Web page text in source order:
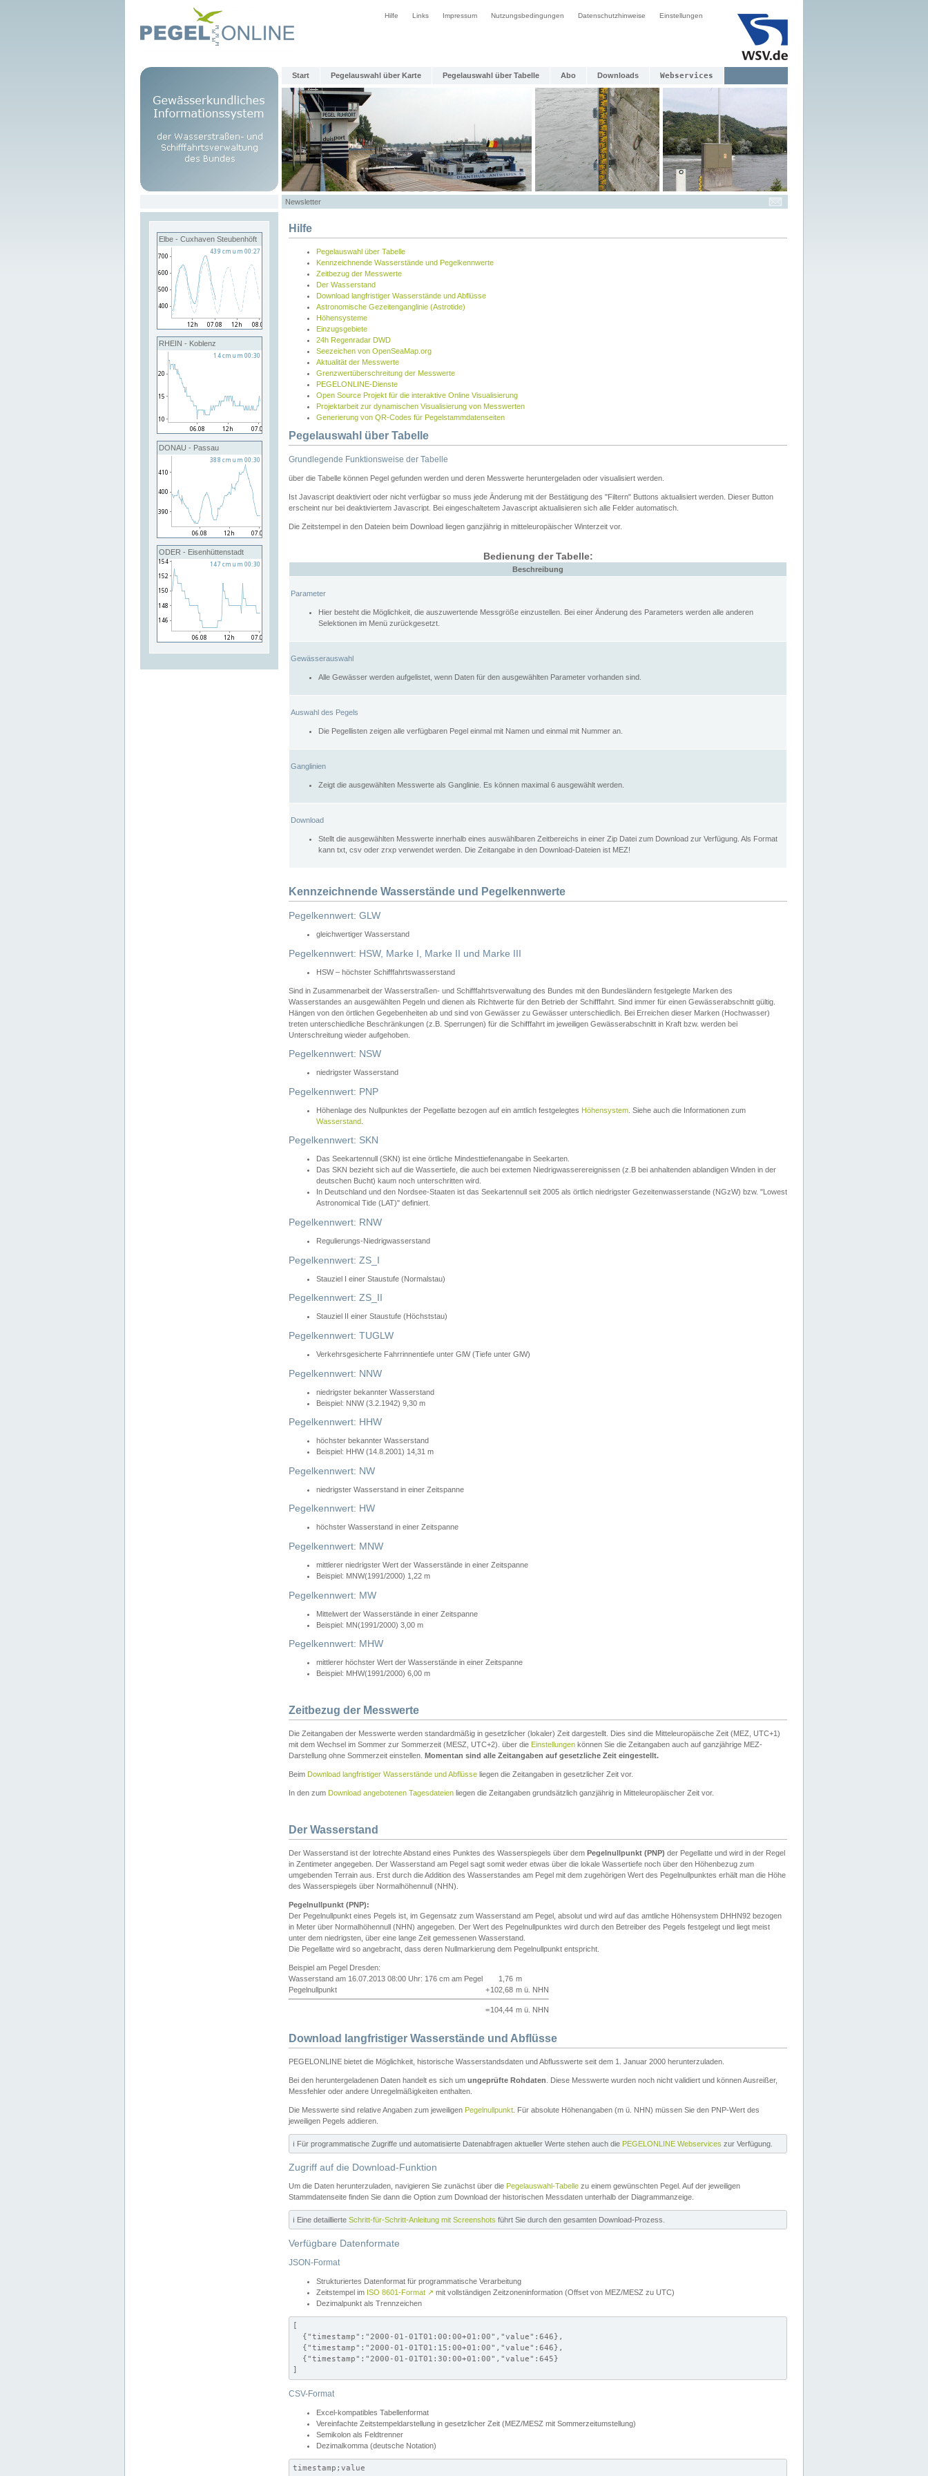
Hilfe Links Impressum Nutzungsbedingungen Datenschutzhinweise Einstellungen
Start Pegelauswahl über Karte Pegelauswahl über Tabelle Abo Downloads Webservices
Newsletter
Elbe - Cuxhaven Steubenhöft
RHEIN - Koblenz
DONAU - Passau
ODER - Eisenhüttenstadt
Hilfe
Pegelauswahl über Tabelle
Kennzeichnende Wasserstände und Pegelkennwerte
Zeitbezug der Messwerte
Der Wasserstand
Download langfristiger Wasserstände und Abflüsse
Astronomische Gezeitenganglinie (Astrotide)
Höhensysteme
Einzugsgebiete
24h Regenradar DWD
Seezeichen von OpenSeaMap.org
Aktualität der Messwerte
Grenzwertüberschreitung der Messwerte
PEGELONLINE-Dienste
Open Source Projekt für die interaktive Online Visualisierung
Projektarbeit zur dynamischen Visualisierung von Messwerten
Generierung von QR-Codes für Pegelstammdatenseiten
Pegelauswahl über Tabelle
Grundlegende Funktionsweise der Tabelle
über die Tabelle können Pegel gefunden werden und deren Messwerte heruntergeladen oder visualisiert werden.
Ist Javascript deaktiviert oder nicht verfügbar so muss jede Änderung mit der Bestätigung des "Filtern" Buttons aktualisiert werden. Dieser Button
erscheint nur bei deaktiviertem Javascript. Bei eingeschaltetem Javascript aktualisieren sich alle Felder automatisch.
Die Zeitstempel in den Dateien beim Download liegen ganzjährig in mitteleuropäischer Winterzeit vor.
Bedienung der Tabelle:
Beschreibung
Parameter
Hier besteht die Möglichkeit, die auszuwertende Messgröße einzustellen. Bei einer Änderung des Parameters werden alle anderen
Selektionen im Menü zurückgesetzt.
Gewässerauswahl
Alle Gewässer werden aufgelistet, wenn Daten für den ausgewählten Parameter vorhanden sind.
Auswahl des Pegels
Die Pegellisten zeigen alle verfügbaren Pegel einmal mit Namen und einmal mit Nummer an.
Ganglinien
Zeigt die ausgewählten Messwerte als Ganglinie. Es können maximal 6 ausgewählt werden.
Download
Stellt die ausgewählten Messwerte innerhalb eines auswählbaren Zeitbereichs in einer Zip Datei zum Download zur Verfügung. Als Format
kann txt, csv oder zrxp verwendet werden. Die Zeitangabe in den Download-Dateien ist MEZ!
Kennzeichnende Wasserstände und Pegelkennwerte
Pegelkennwert: GLW
gleichwertiger Wasserstand
Pegelkennwert: HSW, Marke I, Marke II und Marke III
HSW – höchster Schifffahrtswasserstand
Sind in Zusammenarbeit der Wasserstraßen- und Schifffahrtsverwaltung des Bundes mit den Bundesländern festgelegte Marken des
Wasserstandes an ausgewählten Pegeln und dienen als Richtwerte für den Betrieb der Schifffahrt. Sind immer für einen Gewässerabschnitt gültig.
Hängen von den örtlichen Gegebenheiten ab und sind von Gewässer zu Gewässer unterschiedlich. Bei Erreichen dieser Marken (Hochwasser)
treten unterschiedliche Beschränkungen (z.B. Sperrungen) für die Schifffahrt im jeweiligen Gewässerabschnitt in Kraft bzw. werden bei
Unterschreitung wieder aufgehoben.
Pegelkennwert: NSW
niedrigster Wasserstand
Pegelkennwert: PNP
Höhenlage des Nullpunktes der Pegellatte bezogen auf ein amtlich festgelegtes Höhensystem . Siehe auch die Informationen zum
Wasserstand
Pegelkennwert: SKN
Das Seekartennull (SKN) ist eine örtliche Mindesttiefenangabe in Seekarten.
Das SKN bezieht sich auf die Wassertiefe, die auch bei extemen Niedrigwasserereignissen (z.B bei anhaltenden ablandigen Winden in der
deutschen Bucht) kaum noch unterschritten wird.
In Deutschland und den Nordsee-Staaten ist das Seekartennull seit 2005 als örtlich niedrigster Gezeitenwasserstande (NGzW) bzw. "Lowest
Astronomical Tide (LAT)" definiert.
Pegelkennwert: RNW
Regulierungs-Niedrigwasserstand
Pegelkennwert: ZS_I
Stauziel I einer Staustufe (Normalstau)
Pegelkennwert: ZS_II
Stauziel II einer Staustufe (Höchststau)
Pegelkennwert: TUGLW
Verkehrsgesicherte Fahrrinnentiefe unter GlW (Tiefe unter GlW)
Pegelkennwert: NNW
niedrigster bekannter Wasserstand
Beispiel: NNW (3.2.1942) 9,30 m
Pegelkennwert: HHW
höchster bekannter Wasserstand
Beispiel: HHW (14.8.2001) 14,31 m
Pegelkennwert: NW
niedrigster Wasserstand in einer Zeitspanne
Pegelkennwert: HW
höchster Wasserstand in einer Zeitspanne
Pegelkennwert: MNW
mittlerer niedrigster Wert der Wasserstände in einer Zeitspanne
Beispiel: MNW(1991/2000) 1,22 m
Pegelkennwert: MW
Mittelwert der Wasserstände in einer Zeitspanne
Beispiel: MN(1991/2000) 3,00 m
Pegelkennwert: MHW
mittlerer höchster Wert der Wasserstände in einer Zeitspanne
Beispiel: MHW(1991/2000) 6,00 m
Zeitbezug der Messwerte
Die Zeitangaben der Messwerte werden standardmäßig in gesetzlicher (lokaler) Zeit dargestellt. Dies sind die Mitteleuropäische Zeit (MEZ, UTC+1)
mit dem Wechsel im Sommer zur Sommerzeit (MESZ, UTC+2). über die Einstellungen können Sie die Zeitangaben auch auf ganzjährige MEZ-
Darstellung ohne Sommerzeit einstellen. Momentan sind alle Zeitangaben auf gesetzliche Zeit eingestellt.
Beim Download langfristiger Wasserstände und Abflüsse liegen die Zeitangaben in gesetzlicher Zeit vor.
In den zum Download angebotenen Tagesdateien liegen die Zeitangaben grundsätzlich ganzjährig in Mitteleuropäischer Zeit vor.
Der Wasserstand
Der Wasserstand ist der lotrechte Abstand eines Punktes des Wasserspiegels über dem Pegelnullpunkt (PNP) der Pegellatte und wird in der Regel
in Zentimeter angegeben. Der Wasserstand am Pegel sagt somit weder etwas über die lokale Wassertiefe noch über den Höhenbezug zum
umgebenden Terrain aus. Erst durch die Addition des Wasserstandes am Pegel mit dem zugehörigen Wert des Pegelnullpunktes erhält man die Höhe
des Wasserspiegels über Normalhöhennull (NHN).
Pegelnullpunkt (PNP):
Der Pegelnullpunkt eines Pegels ist, im Gegensatz zum Wasserstand am Pegel, absolut und wird auf das amtliche Höhensystem DHHN92 bezogen
in Meter über Normalhöhennull (NHN) angegeben. Der Wert des Pegelnullpunktes wird durch den Betreiber des Pegels festgelegt und liegt meist
unter dem niedrigsten, über eine lange Zeit gemessenen Wasserstand.
Die Pegellatte wird so angebracht, dass deren Nullmarkierung dem Pegelnullpunkt entspricht.
Beispiel am Pegel Dresden:
Wasserstand am 16.07.2013 08:00 Uhr: 176 cm am Pegel
1,76 m
Pegelnullpunkt
+102,68 m ü. NHN
=104,44 m ü. NHN
Download langfristiger Wasserstände und Abflüsse
PEGELONLINE bietet die Möglichkeit, historische Wasserstandsdaten und Abflusswerte seit dem 1. Januar 2000 herunterzuladen.
Bei den heruntergeladenen Daten handelt es sich um ungeprüfte Rohdaten . Diese Messwerte wurden noch nicht validiert und können Ausreißer,
Messfehler oder andere Unregelmäßigkeiten enthalten.
Die Messwerte sind relative Angaben zum jeweiligen Pegelnullpunkt . Für absolute Höhenangaben (m ü. NHN) müssen Sie den PNP-Wert des
jeweiligen Pegels addieren.
ℹ️ Für programmatische Zugriffe und automatisierte Datenabfragen aktueller Werte stehen auch die PEGELONLINE Webservices zur Verfügung.
Zugriff auf die Download-Funktion
Um die Daten herunterzuladen, navigieren Sie zunächst über die Pegelauswahl-Tabelle zu einem gewünschten Pegel. Auf der jeweiligen
Stammdatenseite finden Sie dann die Option zum Download der historischen Messdaten unterhalb der Diagrammanzeige.
ℹ️ Eine detaillierte Schritt-für-Schritt-Anleitung mit Screenshots führt Sie durch den gesamten Download-Prozess.
Verfügbare Datenformate
JSON-Format
Strukturiertes Datenformat für programmatische Verarbeitung
Zeitstempel im ISO 8601-Format ↗ mit vollständigen Zeitzoneninformation (Offset von MEZ/MESZ zu UTC)
Dezimalpunkt als Trennzeichen
[
  {"timestamp":"2000-01-01T01:00:00+01:00","value":646},
  {"timestamp":"2000-01-01T01:15:00+01:00","value":646},
  {"timestamp":"2000-01-01T01:30:00+01:00","value":645}
]
CSV-Format
Excel-kompatibles Tabellenformat
Vereinfachte Zeitstempeldarstellung in gesetzlicher Zeit (MEZ/MESZ mit Sommerzeitumstellung)
Semikolon als Feldtrenner
Dezimalkomma (deutsche Notation)
timestamp;value